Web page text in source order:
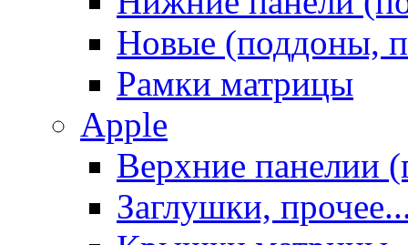
Новые (поддоны,
Рамки матрицы
Apple
Верхние панелии
Заглушки,